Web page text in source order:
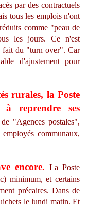
par des contractuels
tous les emplois n'ont
comme "peau de
les jours. Ce n'est
fait du "turn over". Car
d'ajustement pour
rurales, la Poste
reprendre ses
"Agences postales",
communaux,
encore. La Poste
minimum, et certains
précaires. Dans de
le lundi matin. Et